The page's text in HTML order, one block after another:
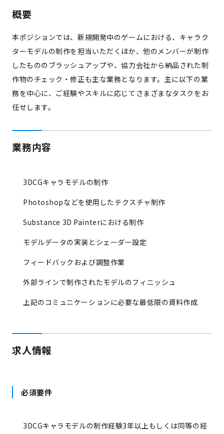
概要
本ポジションでは、新規開発中のゲームにおける、キャラク
ターモデルの制作を担当いただくほか、他のメンバーが制作
したもののブラッシュアップや、協力会社から納品された制
作物のチェック・修正も主な業務となります。主に以下の業
務を中心に、ご経験やスキルに応じてさまざまなタスクをお
任せします。
業務内容
3DCGキャラモデルの制作
Photoshopなどを使用したテクスチャ制作
Substance 3D Painterにおける制作
モデルデータの実装とシェーダー設定
フィードバックおよび調整作業
外部ラインで制作されたモデルのフィニッシュ
上記のコミュニケーションに必要な最低限の資料作成
求人情報
必須要件
3DCGキャラモデルの制作経験3年以上もしくは同等の経